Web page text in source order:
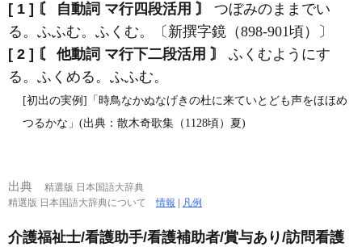
[ 1 ] 〘 自動詞 マ行四段活用 〙
つぼみのままでい
る。ふふむ。ふくむ。〔新撰字鏡（898‐901頃）〕
[ 2 ] 〘 他動詞 マ行下二段活用 〙
ふくむようにす
る。ふくめる。ふふむ。
[初出の実例]「時鳥なかぬなげきの杜に来ていとども声をほほめ
つるかな」(出典：散木奇歌集（1128頃）夏)
出典
精選版 日本国語大辞典
精選版 日本国語大辞典について情報 凡例
介護福祉士/看護助手/看護補助者/賞与あり/訪問看護